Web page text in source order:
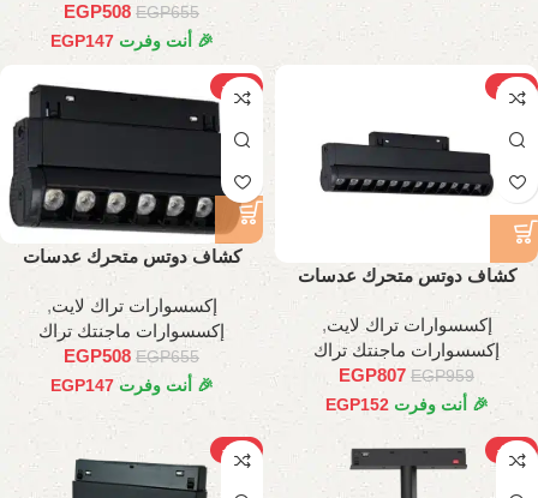
EGP655
EGP508
🎉 أنت وفرت EGP147
-16%
كشاف دوتس متحرك عدسات
اسطواني 35 سم
إكسسوارات تراك لايت,
إكسسوارات ماجنتك تراك
EGP959
EGP807
🎉 أنت وفرت EGP152
-22%
كشاف دوتس متحرك عدسات
إكسسوارات تراك لايت,
إكسسوارات ماجنتك تراك
EGP655
EGP508
🎉 أنت وفرت EGP147
-20%
-33%